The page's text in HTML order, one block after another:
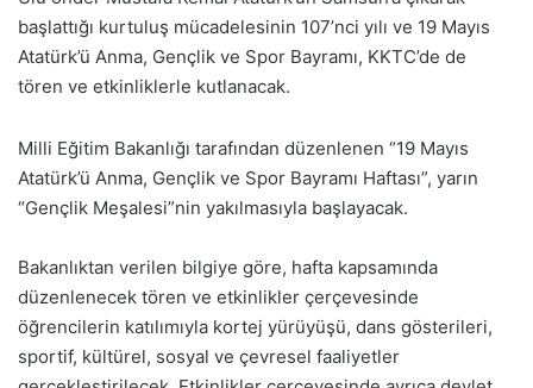
başlattığı kurtuluş mücadelesinin 107’nci yılı ve 19 Mayıs
Atatürk’ü Anma, Gençlik ve Spor Bayramı, KKTC’de de
tören ve etkinliklerle kutlanacak.
Milli Eğitim Bakanlığı tarafından düzenlenen “19 Mayıs
Atatürk’ü Anma, Gençlik ve Spor Bayramı Haftası”, yarın
“Gençlik Meşalesi”nin yakılmasıyla başlayacak.
Bakanlıktan verilen bilgiye göre, hafta kapsamında
düzenlenecek tören ve etkinlikler çerçevesinde
öğrencilerin katılımıyla kortej yürüyüşü, dans gösterileri,
sportif, kültürel, sosyal ve çevresel faaliyetler